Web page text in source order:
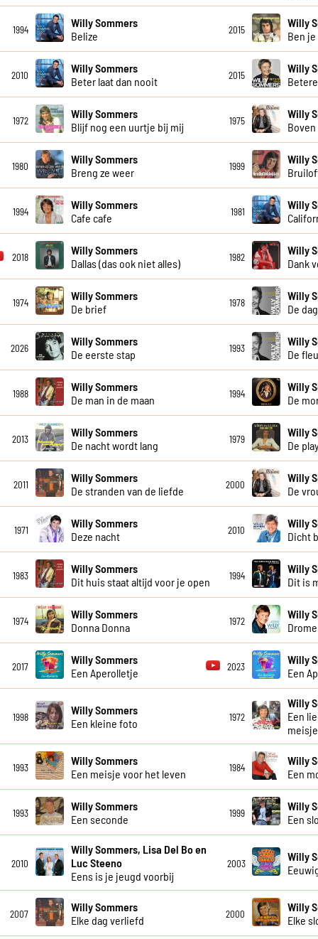
1994
Willy Sommers
Belize
2015
Willy
Ben
2010
Willy Sommers
Beter laat dan nooit
2015
Willy
1972
Willy Sommers
Blijf nog een uurtje bij mij
1975
Willy
1980
Willy Sommers
Breng ze weer
1999
Willy
1994
Willy Sommers
Cafe cafe
1981
Willy
2018
Willy Sommers
Dallas (das ook niet alles)
1982
Willy
Dank
1974
Willy Sommers
De brief
1978
Willy
De
2026
Willy Sommers
De eerste stap
1993
Willy
De
1988
Willy Sommers
De man in de maan
1994
Willy
De
2013
Willy Sommers
De nacht wordt lang
1979
Willy
De
2011
Willy Sommers
De stranden van de liefde
2000
Willy
De
1971
Willy Sommers
Deze nacht
2010
Willy
Dicht
1983
Willy Sommers
Dit huis staat altijd voor je open
1994
Willy
Dit is
1974
Willy Sommers
Donna Donna
1972
Willy
2017
Willy Sommers
Een Aperolletje
2023
Willy
Een
1998
Willy Sommers
Een kleine foto
1972
Willy
Een
1993
Willy Sommers
Een meisje voor het leven
1984
Willy
Een
1993
Willy Sommers
Een seconde
1999
Willy
Een
2010
Willy Sommers, Lisa Del Bo en
Luc Steeno
Eens is je jeugd voorbij
2003
Willy
2007
Willy Sommers
Elke dag verliefd
2000
Willy
Elke